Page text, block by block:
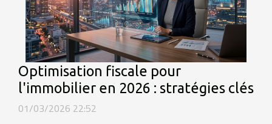
Optimisation fiscale pour
l'immobilier en 2026 : stratégies clés
01/03/2026 22:52